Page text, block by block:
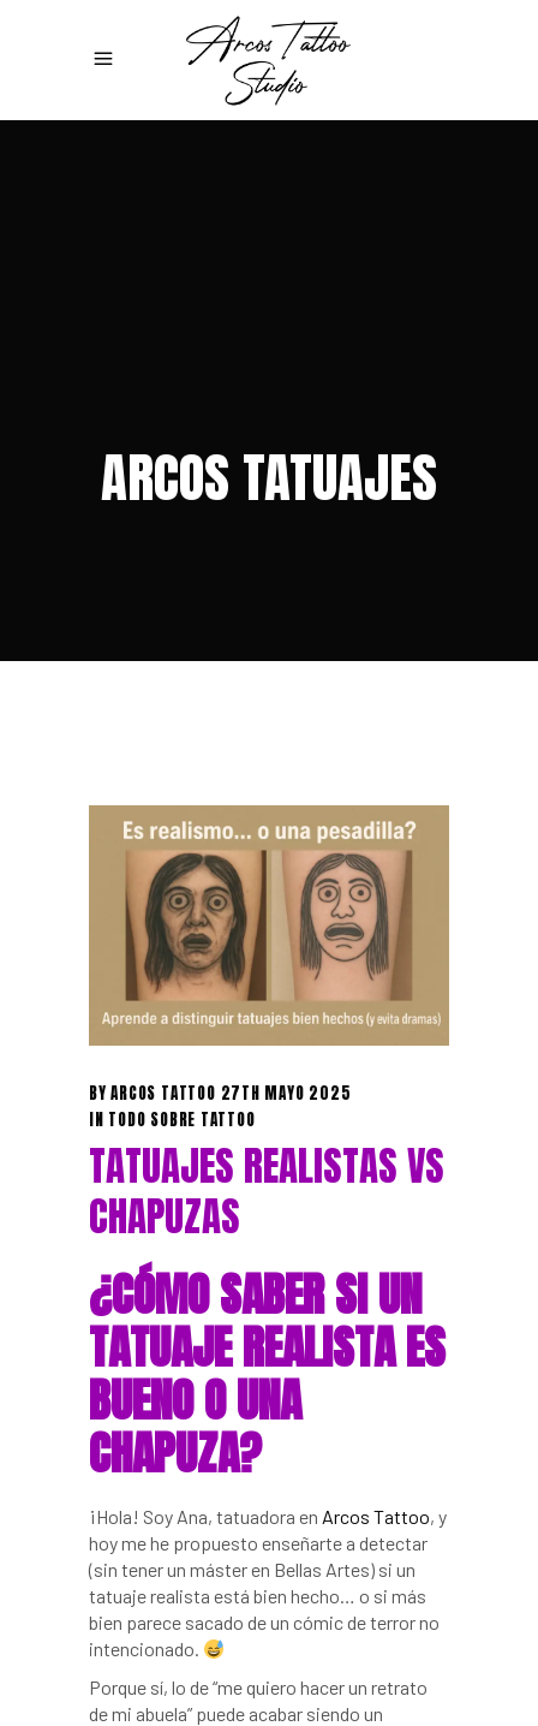
ARCOS TATUAJES
BYARCOS TATTOO 27TH MAYO 2025
IN TODO SOBRE TATTOO
TATUAJES REALISTAS VS
CHAPUZAS
¿CÓMO SABER SI UN
TATUAJE REALISTA ES
BUENO O UNA
CHAPUZA?
¡Hola! Soy Ana, tatuadora en Arcos Tattoo, y
hoy me he propuesto enseñarte a detectar
(sin tener un máster en Bellas Artes) si un
tatuaje realista está bien hecho… o si más
bien parece sacado de un cómic de terror no
intencionado.
Porque sí, lo de “me quiero hacer un retrato
de mi abuela” puede acabar siendo un